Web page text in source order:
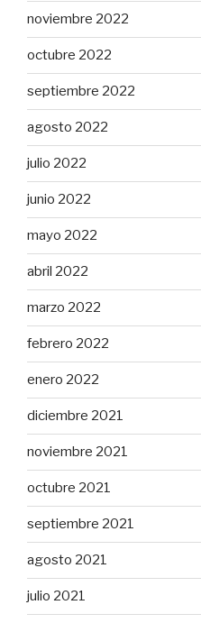
noviembre 2022
octubre 2022
septiembre 2022
agosto 2022
julio 2022
junio 2022
mayo 2022
abril 2022
marzo 2022
febrero 2022
enero 2022
diciembre 2021
noviembre 2021
octubre 2021
septiembre 2021
agosto 2021
julio 2021